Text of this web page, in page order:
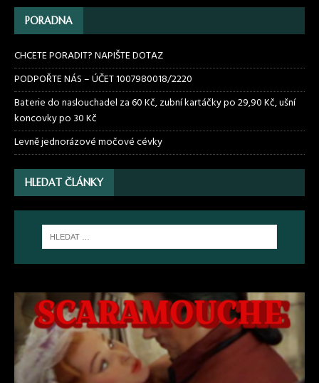
PORADNA
CHCETE PORADIT? NAPIŠTE DOTAZ
PODPOŘTE NÁS – ÚČET 1007980018/2220
Baterie do naslouchadel za 60 Kč, zubní kartáčky po 29,90 Kč, ušní
koncovky po 30 Kč
Levně jednorázové močové cévky
HLEDAT ČLÁNKY